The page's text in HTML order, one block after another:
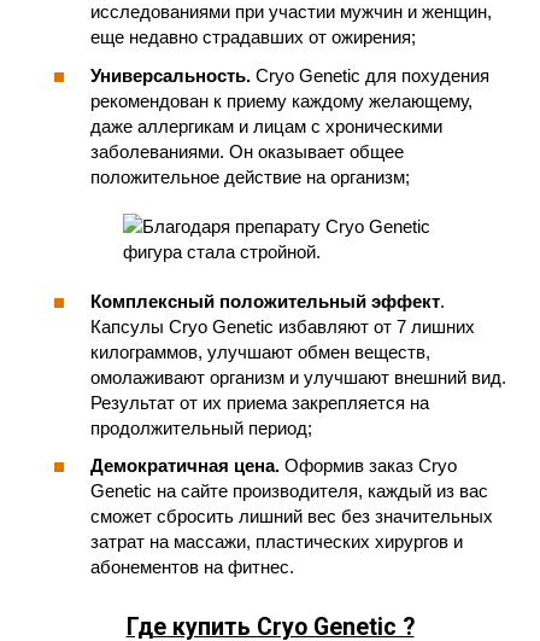
исследованиями при участии мужчин и женщин,
еще недавно страдавших от ожирения;
Универсальность. Cryo Genetic для похудения
рекомендован к приему каждому желающему,
даже аллергикам и лицам с хроническими
заболеваниями. Он оказывает общее
положительное действие на организм;
Комплексный положительный эффект.
Капсулы Cryo Genetic избавляют от 7 лишних
килограммов, улучшают обмен веществ,
омолаживают организм и улучшают внешний вид.
Результат от их приема закрепляется на
продолжительный период;
Демократичная цена. Оформив заказ Cryo
Genetic на сайте производителя, каждый из вас
сможет сбросить лишний вес без значительных
затрат на массажи, пластических хирургов и
абонементов на фитнес.
Где купить Cryo Genetic ?